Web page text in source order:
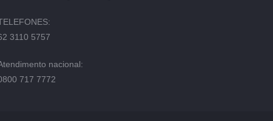
3110 5757
nacional:
717 7772